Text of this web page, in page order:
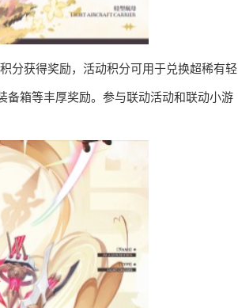
分获得奖励，活动积分可用于兑换超稀有轻
备箱等丰厚奖励。参与联动活动和联动小游